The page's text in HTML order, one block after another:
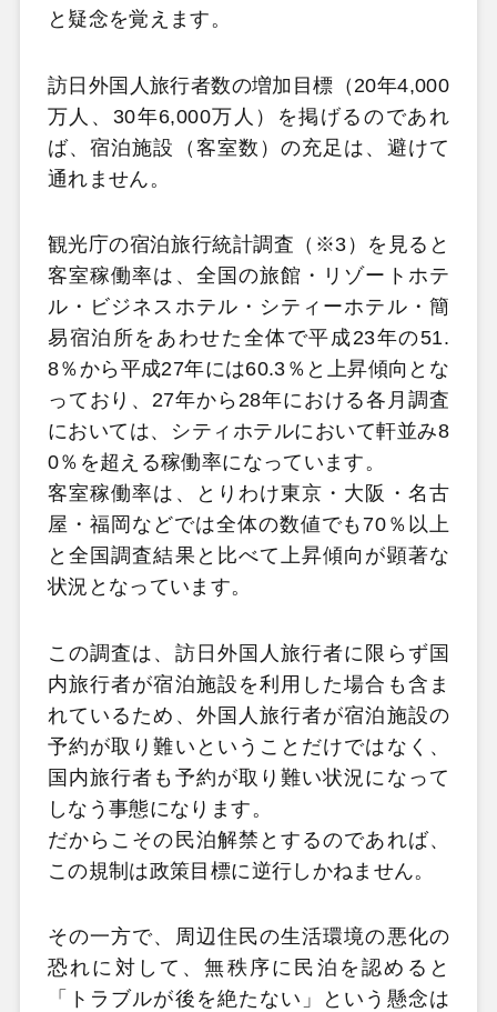
と疑念を覚えます。
訪日外国人旅行者数の増加目標（20年4,000
万人、30年6,000万人）を掲げるのであれ
ば、宿泊施設（客室数）の充足は、避けて
通れません。
観光庁の宿泊旅行統計調査（※3）を見ると
客室稼働率は、全国の旅館・リゾートホテ
ル・ビジネスホテル・シティーホテル・簡
易宿泊所をあわせた全体で平成23年の51.
8％から平成27年には60.3％と上昇傾向とな
っており、27年から28年における各月調査
においては、シティホテルにおいて軒並み8
0％を超える稼働率になっています。
客室稼働率は、とりわけ東京・大阪・名古
屋・福岡などでは全体の数値でも70％以上
と全国調査結果と比べて上昇傾向が顕著な
状況となっています。
この調査は、訪日外国人旅行者に限らず国
内旅行者が宿泊施設を利用した場合も含ま
れているため、外国人旅行者が宿泊施設の
予約が取り難いということだけではなく、
国内旅行者も予約が取り難い状況になって
しなう事態になります。
だからこその民泊解禁とするのであれば、
この規制は政策目標に逆行しかねません。
その一方で、周辺住民の生活環境の悪化の
恐れに対して、無秩序に民泊を認めると
「トラブルが後を絶たない」という懸念は